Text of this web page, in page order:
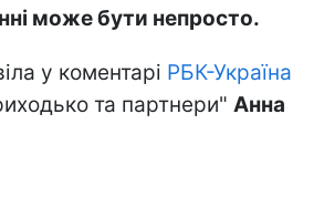
може бути непросто.
у коментарі РБК-Україна
та партнери" Анна